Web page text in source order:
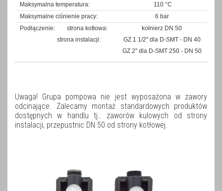
Maksymalna temperatura:
110 °C
Maksymalne ciśnienie pracy:
6 bar
Podłączenie: strona kotłowa:
strona instalacji:
kołnierz DN 50
GZ 1 1/2" dla D-SMT - DN 40
GZ 2" dla D-SMT 250 - DN 50
Uwaga! Grupa pompowa nie jest wyposażona w zawory
odcinające. Zalecamy montaż standardowych produktów
dostępnych w handlu tj.: zaworów kulowych od strony
instalacji, przepustnic DN 50 od strony kotłowej.